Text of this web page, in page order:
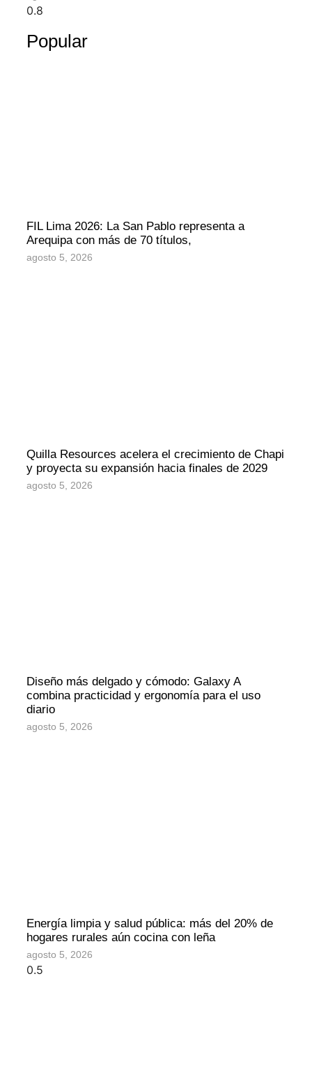
Popular
FIL Lima 2026: La San Pablo representa a
Arequipa con más de 70 títulos,
agosto 5, 2026
Quilla Resources acelera el crecimiento de Chapi
y proyecta su expansión hacia finales de 2029
agosto 5, 2026
Diseño más delgado y cómodo: Galaxy A
combina practicidad y ergonomía para el uso
diario
agosto 5, 2026
Energía limpia y salud pública: más del 20% de
hogares rurales aún cocina con leña
agosto 5, 2026